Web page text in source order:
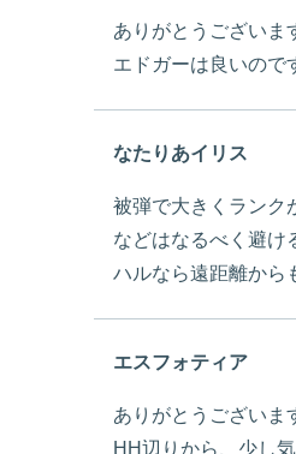
ありがとうございま
エドガーは良いので
なたりあイリス
被弾で大きくランク
などはなるべく避け
ハルなら遠距離から
エスフォティア
ありがとうございま
HH辺りから、少し